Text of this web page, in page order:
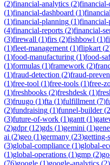
(2)financial-analytics (2)financial-
(1)financial-dashboard (1)
(1)financial-planning (1)financial-
(4)financial-reports (2)financial-
(3)firewall (1)firs (2)fishbowl (1)
(1)fleet-management (1)flipkart (2
(1)food-manufacturing (1)food-
(1)formulas (1)framework (2)
(1)fraud-detection (2)fraud-
(1)free-tool (1)free-tools (1)free-
(1)freshbooks (2)freshdesk (1)
(3)fruugo (1)fta (1)fulfillment (7)
(2)fundraising (1)funnel-builder(2
(3)future-of-work (1)gantt (1)
(2)gdpr(12)gds (1)gemini (1)
ai (2)geo (1)germany (23)getting-
(3)global-compliance (1)global-
(1)global-operations (1)gmp (2)
(76)google (1)google-analytics (2)